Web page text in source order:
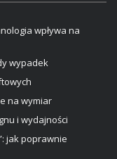
wpływa na
wypadek
na wymiar
i wydajności
jak poprawnie